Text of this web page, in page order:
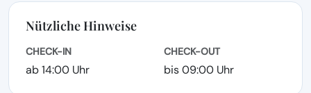
Nützliche Hinweise
CHECK-IN
ab 14:00 Uhr
CHECK-OUT
bis 09:00 Uhr